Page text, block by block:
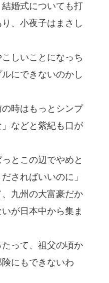
婚式についても打
、小夜子はまさし
こしいことになっち
にできないのかし
時はもっとシンプ
などと紫紀も口が
とこの辺でやめと
さればいいのに」
、九州の大富豪だか
が日本中から集ま
たって、祖父の頃か
にもできないわ